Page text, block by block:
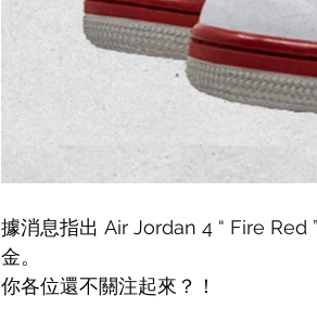
據消息指出 Air Jordan 4 “ Fire Red
金。
你各位還不關注起來？！